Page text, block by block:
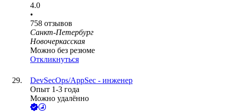
4.0
•
758 отзывов
Санкт-Петербург
Новочеркасская
Можно без резюме
Откликнуться
DevSecOps/AppSec - инженер
Опыт 1-3 года
Можно удалённо